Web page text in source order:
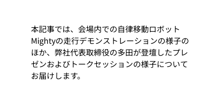
本記事では、会場内での自律移動ロボット
Mightyの走行デモンストレーションの様子の
ほか、弊社代表取締役の多田が登壇したプレ
ゼンおよびトークセッションの様子について
お届けします。